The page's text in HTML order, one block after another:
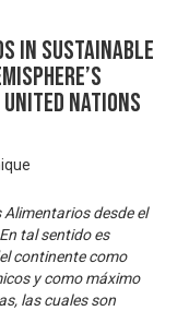
in Sustainable
Nations
Alimentarios desde el
tal sentido es
continente como
y como máximo
las cuales son